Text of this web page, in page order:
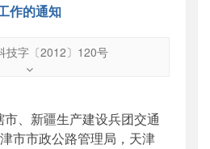
作的通知
技字〔2012〕120号
字〔2012〕120号
05月21日
;信息安全;等级保护;通知
、新疆生产建设兵团交通
市市政公路管理局，天津